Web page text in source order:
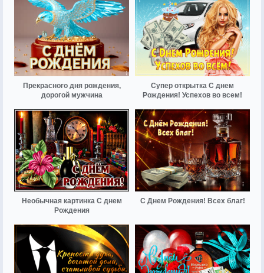
Прекрасного дня рождения,
дорогой мужчина
Супер открытка С днем
Рождения! Успехов во всем!
Необычная картинка С днем
Рождения
С Днем Рождения! Всех благ!